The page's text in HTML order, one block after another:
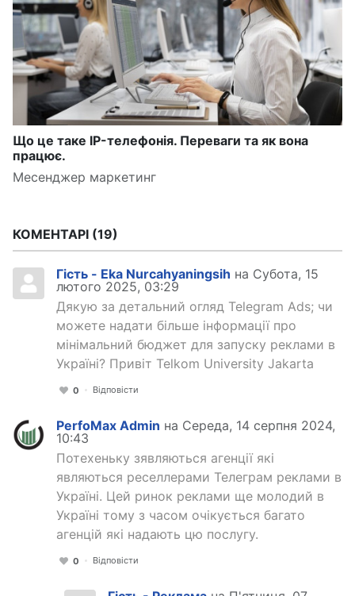
Що це таке IP-телефонія. Переваги та як вона
працює.
Месенджер маркетинг
КОМЕНТАРІ 19
Гість - Eka Nurcahyaningsih на Субота, 15
лютого 2025, 03:29
Дякую за детальний огляд Telegram Ads; чи
можете надати більше інформації про
мінімальний бюджет для запуску реклами в
Україні? Привіт Telkom University Jakarta
0 Відповісти
PerfoMax Admin на Середа, 14 серпня 2024,
10:43
Потехеньку зявляються агенції які
являються реселлерами Телеграм реклами в
Україні. Цей ринок реклами ще молодий в
Україні тому з часом очікується багато
агенцій які надають цю послугу.
0 Відповісти